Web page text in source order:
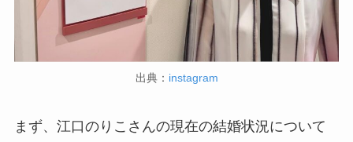
出典： instagram
まず、江口のりこさんの現在の結婚状況について